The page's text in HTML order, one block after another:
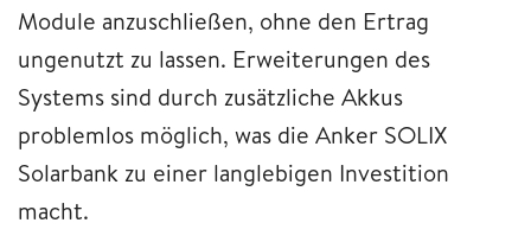
Module anzuschließen, ohne den Ertrag
ungenutzt zu lassen. Erweiterungen des
Systems sind durch zusätzliche Akkus
problemlos möglich, was die Anker SOLIX
Solarbank zu einer langlebigen Investition
macht.